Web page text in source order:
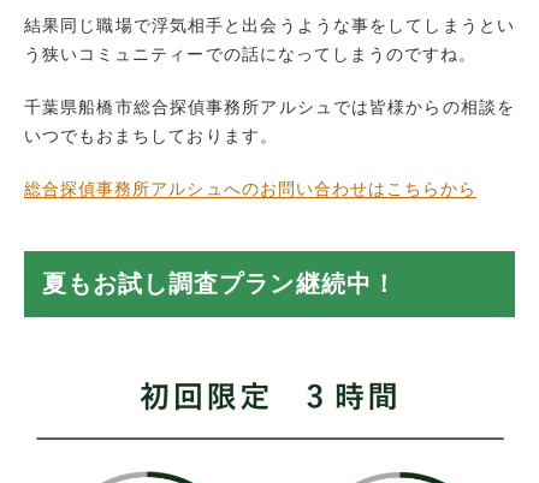
結果同じ職場で浮気相手と出会うような事をしてしまうとい
う狭いコミュニティーでの話になってしまうのですね。
千葉県船橋市総合探偵事務所アルシュでは皆様からの相談を
いつでもおまちしております。
総合探偵事務所アルシュへのお問い合わせはこちらから
夏もお試し調査プラン継続中！